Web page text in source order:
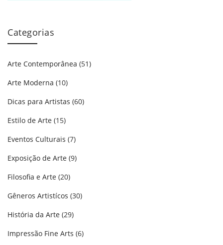
Categorias
Arte Contemporânea (51)
Arte Moderna (10)
Dicas para Artistas (60)
Estilo de Arte (15)
Eventos Culturais (7)
Exposição de Arte (9)
Filosofia e Arte (20)
Gêneros Artistícos (30)
História da Arte (29)
Impressão Fine Arts (6)